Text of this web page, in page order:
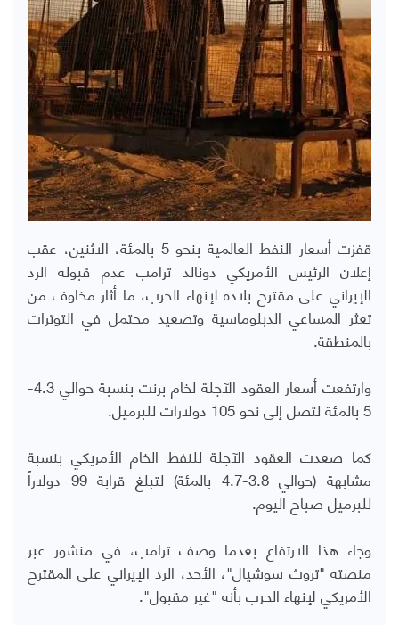
قفزت أسعار النفط العالمية بنحو 5 بالمئة، الاثنين، عقب
إعلان الرئيس الأمريكي دونالد ترامب عدم قبوله الرد
الإيراني على مقترح بلاده لإنهاء الحرب، ما أثار مخاوف من
تعثر المساعي الدبلوماسية وتصعيد محتمل في التوترات
بالمنطقة.
وارتفعت أسعار العقود الآجلة لخام برنت بنسبة حوالي 4.3-
5 بالمئة لتصل إلى نحو 105 دولارات للبرميل.
كما صعدت العقود الآجلة للنفط الخام الأمريكي بنسبة
مشابهة (حوالي 3.8-4.7 بالمئة) لتبلغ قرابة 99 دولاراً
للبرميل صباح اليوم.
وجاء هذا الارتفاع بعدما وصف ترامب، في منشور عبر
منصته "تروث سوشيال"، الأحد، الرد الإيراني على المقترح
الأمريكي لإنهاء الحرب بأنه "غير مقبول".